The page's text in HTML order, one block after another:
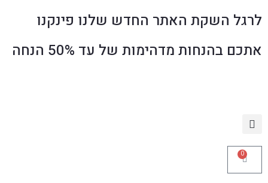
לרגל השקת האתר החדש שלנו פינקנו
אתכם בהנחות מדהימות של עד 50% הנחה
0